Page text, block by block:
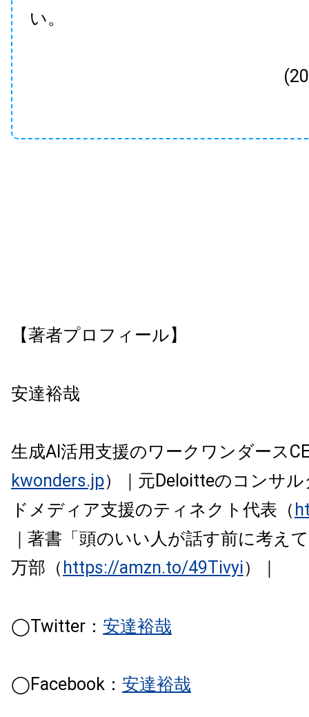
い。
【著者プロフィール】
安達裕哉
生成AI活用支援のワークワンダース
kwonders.jp）｜元Deloitteのコンサ
ドメディア支援のティネクト代表（
｜著書「頭のいい人が話す前に考え
万部（ https://amzn.to/49Tivyi）｜
◯Twitter： 安達裕哉
◯Facebook： 安達裕哉